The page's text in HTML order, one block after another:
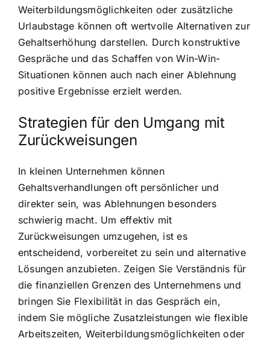
Weiterbildungsmöglichkeiten oder zusätzliche
Urlaubstage können oft wertvolle Alternativen zur
Gehaltserhöhung darstellen. Durch konstruktive
Gespräche und das Schaffen von Win-Win-
Situationen können auch nach einer Ablehnung
positive Ergebnisse erzielt werden.
Strategien für den Umgang mit
Zurückweisungen
In kleinen Unternehmen können
Gehaltsverhandlungen oft persönlicher und
direkter sein, was Ablehnungen besonders
schwierig macht. Um effektiv mit
Zurückweisungen umzugehen, ist es
entscheidend, vorbereitet zu sein und alternative
Lösungen anzubieten. Zeigen Sie Verständnis für
die finanziellen Grenzen des Unternehmens und
bringen Sie Flexibilität in das Gespräch ein,
indem Sie mögliche Zusatzleistungen wie flexible
Arbeitszeiten, Weiterbildungsmöglichkeiten oder